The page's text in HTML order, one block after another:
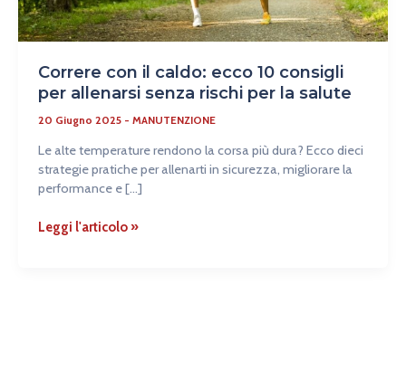
Correre con il caldo: ecco 10 consigli
per allenarsi senza rischi per la salute
20 Giugno 2025 - MANUTENZIONE
Le alte temperature rendono la corsa più dura? Ecco dieci
strategie pratiche per allenarti in sicurezza, migliorare la
performance e […]
senza
rischi
la
salute
Leggi l'articolo »